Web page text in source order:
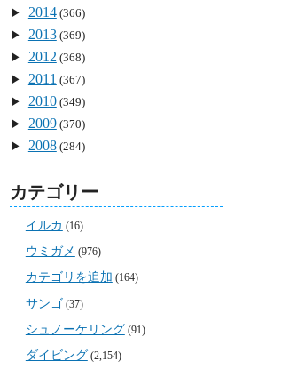
2014(366)
2013(369)
2012(368)
2011 (367)
2010(349)
2009(370)
2008(284)
カテゴリー
イルカ (16)
ウミガメ (976)
カテゴリを追加 (164)
サンゴ(37)
シュノーケリング(91)
ダイビング (2,154)